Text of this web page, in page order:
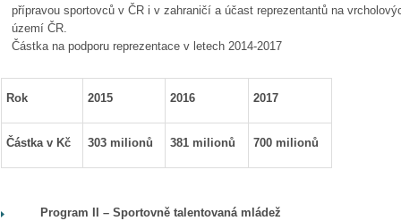
přípravou sportovců v ČR i v zahraničí a účast reprezentantů na
území ČR.
Částka na podporu reprezentace v letech 2014-2017
Rok 2015 2016 2017
Částka v Kč 303 milionů 381 milionů 700 milionů
Program II – Sportovně talentovaná mládež